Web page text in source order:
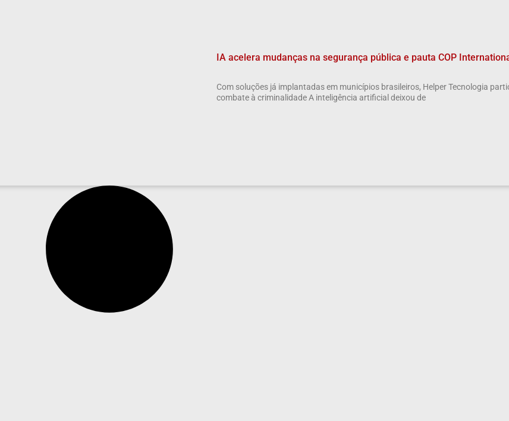
IA acelera mudanças na segurança pública e pauta COP
Com soluções já implantadas em municípios brasileiros, Helper Tecnologia
combate à criminalidade A inteligência artificial deixou de